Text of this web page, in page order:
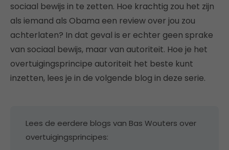
sociaal bewijs in te zetten. Hoe krachtig zou het zijn
als iemand als Obama een review over jou zou
achterlaten? In dat geval is er echter geen sprake
van sociaal bewijs, maar van autoriteit. Hoe je het
overtuigingsprincipe autoriteit het beste kunt
inzetten, lees je in de volgende blog in deze serie.
Lees de eerdere blogs van Bas Wouters over
overtuigingsprincipes: